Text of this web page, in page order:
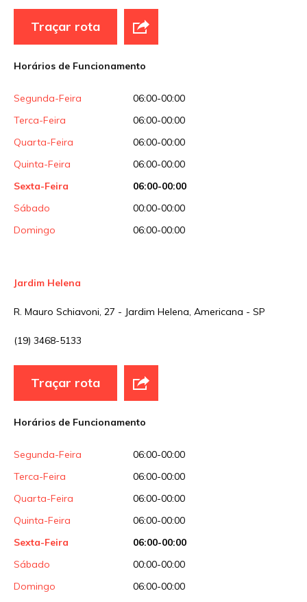
Traçar rota
Horários de Funcionamento
Segunda-Feira
06:00-00:00
Terca-Feira
06:00-00:00
Quarta-Feira
06:00-00:00
Quinta-Feira
06:00-00:00
Sexta-Feira
06:00-00:00
Sábado
00:00-00:00
Domingo
06:00-00:00
Jardim Helena
R. Mauro Schiavoni, 27 - Jardim Helena, Americana - SP
(19) 3468-5133
Traçar rota
Horários de Funcionamento
Segunda-Feira
06:00-00:00
Terca-Feira
06:00-00:00
Quarta-Feira
06:00-00:00
Quinta-Feira
06:00-00:00
Sexta-Feira
06:00-00:00
Sábado
00:00-00:00
Domingo
06:00-00:00